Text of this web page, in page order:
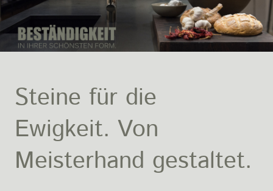
Steine für die
Ewigkeit. Von
Meisterhand gestaltet.